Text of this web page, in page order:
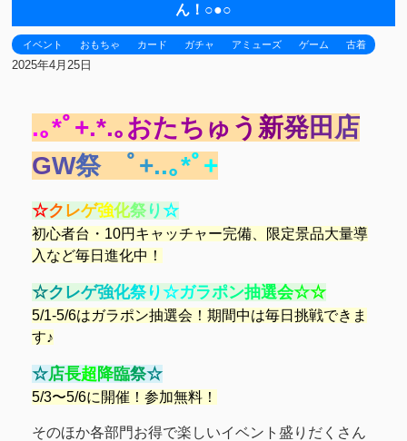
ん！○●○
イベント おもちゃ カード ガチャ アミューズ ゲーム 古着
2025年4月25日
.｡*ﾟ+.*.｡おたち ゅ う 新発田 店
GW祭 ﾟ+..｡*ﾟ+
☆ク レゲ強化祭り☆
初心者台 ・ 10円 キ ャ ッチャー完備、 限定景品大量導
入 など毎日 進化中 ！
☆ク レゲ強化祭り☆ガラポン抽選会☆☆
5/1-5/6はガラポン抽選会 ！ 期 間中は毎日 挑戦でき ま
す♪
☆店長超 降臨祭☆
5/3〜5/6に 開催 ！ 参加無料！
そのほか各部門お得で楽しいイベント盛りだくさん